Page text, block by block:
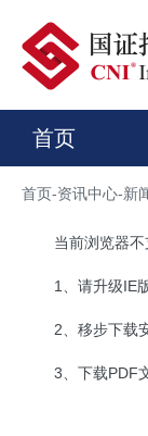
首页
首页-资讯中心-新
当前浏览器
1、请升级IE
2、移步下载
3、下载PDF